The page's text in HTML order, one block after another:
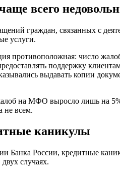
всего
граждан, связанных с
услуги.
противоположная: число
поддержку
выдавать копии
на МФО выросло лишь на
не всем.
каникулы
Банка России, кредитные
случаях.